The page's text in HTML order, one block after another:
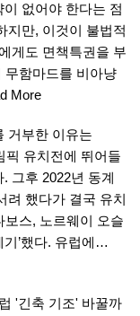
없어야 한다는 점
지만, 이것이 불법적
게도 면책특권을 부
무함마드를 비아냥
More
거부한 이유는
픽 유치전에 뛰어들
그후 2022년 동계
려 했다가 결국 유치
스, 노르웨이 오슬
기’했다. 유럽에…
'긴축 기조' 바꿀까